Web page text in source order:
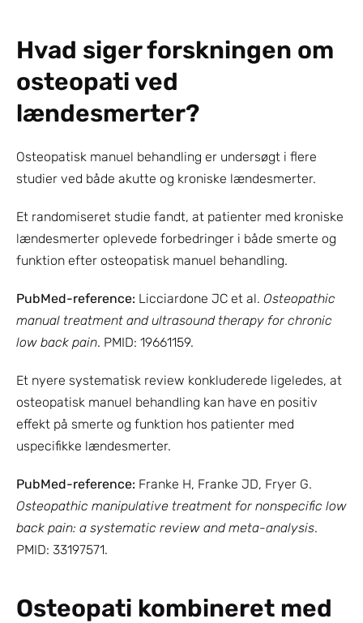
Hvad siger forskningen om
osteopati ved
lændesmerter?
Osteopatisk manuel behandling er undersøgt i flere
studier ved både akutte og kroniske lændesmerter.
Et randomiseret studie fandt, at patienter med kroniske
lændesmerter oplevede forbedringer i både smerte og
funktion efter osteopatisk manuel behandling.
PubMed-reference: Licciardone JC et al. Osteopathic
manual treatment and ultrasound therapy for chronic
low back pain. PMID: 19661159.
Et nyere systematisk review konkluderede ligeledes, at
osteopatisk manuel behandling kan have en positiv
effekt på smerte og funktion hos patienter med
uspecifikke lændesmerter.
PubMed-reference:
Osteopathic manipulative treatment for nonspecific low
back pain: a systematic review and meta-analysis.
PMID: 33197571.
Osteopati kombineret med